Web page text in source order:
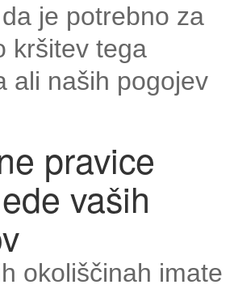
je potrebno za
kršitev tega
ali naših pogojev
pravice
vaših
okoliščinah imate